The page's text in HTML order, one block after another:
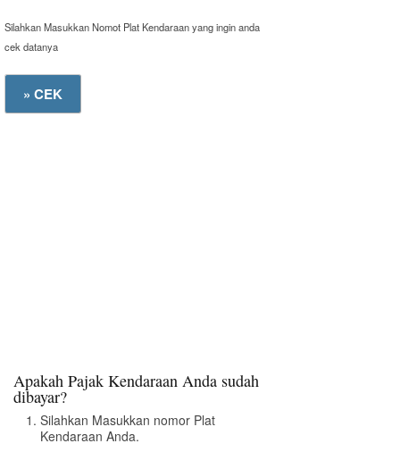
Silahkan Masukkan Nomot Plat Kendaraan yang ingin anda
cek datanya
Apakah Pajak Kendaraan Anda sudah
dibayar?
Silahkan Masukkan nomor Plat
Kendaraan Anda.